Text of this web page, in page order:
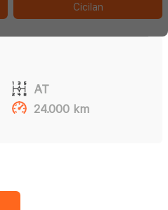
Cicilan
AT
24.000 km